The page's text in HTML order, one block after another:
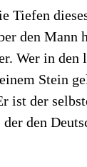
Tiefen
den Mann
Wer in den
Stein
ist der
der den